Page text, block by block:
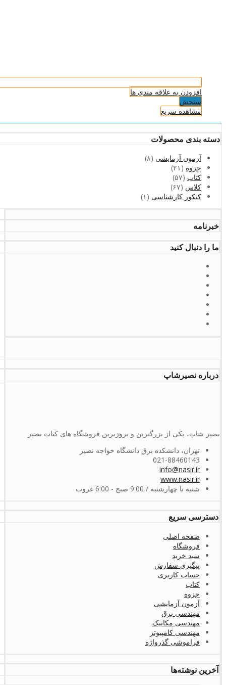
افزودن به علاقه مندی ها
سنجش
مشاهده سریع
دسته بندی محصولات
آزمون آزمایشی (۸)
جزوه (۲۱)
کتاب (۵۷)
کلاس (۶۷)
کنکور کارشناسی (۱)
خبرنامه
ما را دنبال کنید
درباره نصیرشاپ
نصیر شاپ، یکی از بزرگترین و بروزترین فروشگاه های کتاب نصیر
تهران، دانشکده برق دانشگاه خواجه نصیر
021-88460143
info@nasir.ir
www.nasir.ir
شنبه تا چهارشنبه / 9:00 صبح - 6:00 غروب
دسترسی سریع
صفحه اصلی
فروشگاه
سبد خرید
پیگیری سفارش
حساب کاربری
کتاب
جزوه
آزمون آزمایشی
مهندسی برق
مهندسی مکانیک
مهندسی کامپیوتر
فراموشی گذرواژه
آخرین نوشته‌ها